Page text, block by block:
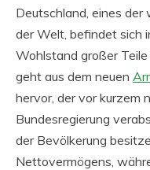
Deutschland, eines
der Welt, befindet sich
Wohlstand großer
geht aus dem neuen
hervor, der vor kurzem
Bundesregierung
der Bevölkerung
Nettovermögens,